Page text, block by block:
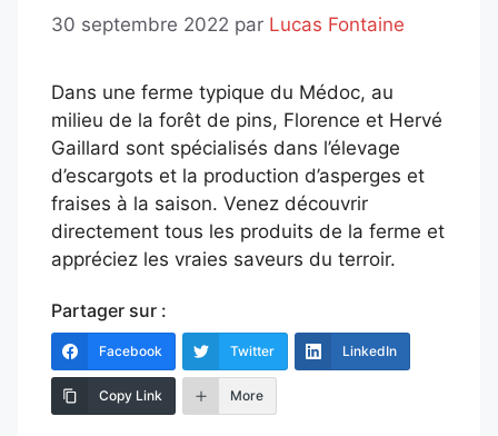
30 septembre 2022 par Lucas Fontaine
Dans une ferme typique du Médoc, au
milieu de la forêt de pins, Florence et Hervé
Gaillard sont spécialisés dans l’élevage
d’escargots et la production d’asperges et
fraises à la saison. Venez découvrir
directement tous les produits de la ferme et
appréciez les vraies saveurs du terroir.
Partager sur :
Facebook Twitter LinkedIn
Copy Link More